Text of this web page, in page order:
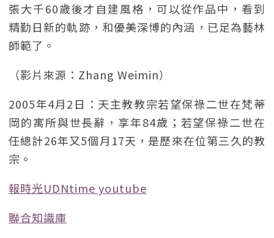
張大千60歲後才自建風格，可以從作品中，看到
精勤日新的軌跡，和優美深博的內涵，已足為藝林
師範了。
（影片來源：Zhang Weimin）
2005年4月2日：天主教教宗若望保祿二世在梵蒂
岡的寓所與世長辭，享年84歲；若望保祿二世在
任總計26年又5個月17天，是歷來在位第三久的教
宗。
報時光UDNtime youtube
聯合知識庫